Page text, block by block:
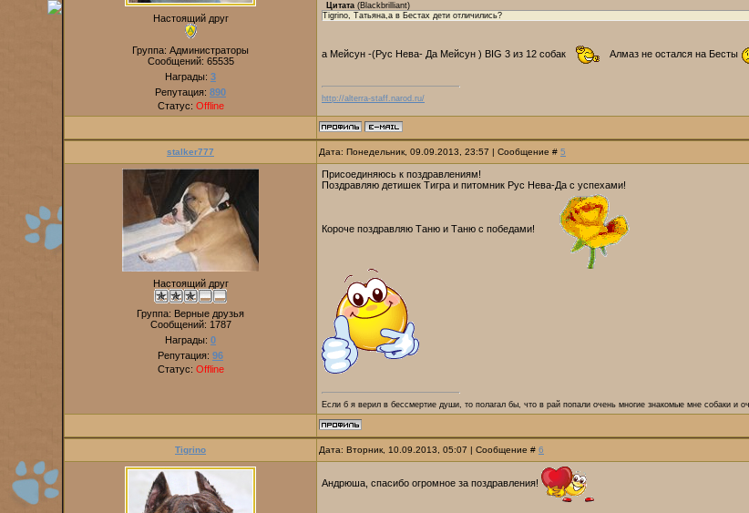
Настоящий друг
Группа: Администраторы
Сообщений: 65535
Награды: 3
Репутация: 890
Статус: Offline
Цитата (Blackbrilliant)
Tigrino, Татьяна,а в Бестах дети отличились?
а Мейсун -(Рус Нева- Да Мейсун ) BIG 3 из 12 собак Алмаз не остался на Бесты
http://alterra-staff.narod.ru/
stalker777 Дата: Понедельник, 09.09.2013, 23:57 | Сообщение # 5
Настоящий друг
Группа: Верные друзья
Сообщений: 1787
Награды: 0
Репутация: 96
Статус: Offline
Присоединяюсь к поздравлениям!
Поздравляю детишек Тигра и питомник Рус Нева-Да с успехами!
Короче поздравляю Таню и Таню с победами!
Если б я верил в бессмертие души, то полагал бы, что в рай попали очень многие знакомые мне собаки и
Tigrino Дата: Вторник, 10.09.2013, 05:07 | Сообщение # 6
Андрюша, спасибо огромное за поздравления!